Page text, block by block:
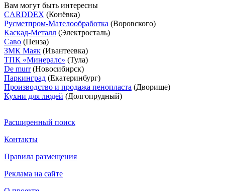
Вам могут быть интересны
CARDDEX (Конёвка)
Русметпром-Мателообработка (Воровского)
Каскад-Металл (Электросталь)
Саво (Пенза)
ЗМК Маяк (Ивантеевка)
ТПК «Минералс» (Тула)
De murr(Новосибирск)
Паркинград (Екатеринбург)
Производство и продажа пенопласта (Дворище)
Кухни для людей (Долгопрудный)
Расширенный поиск
Контакты
Правила размещения
Реклама на сайте